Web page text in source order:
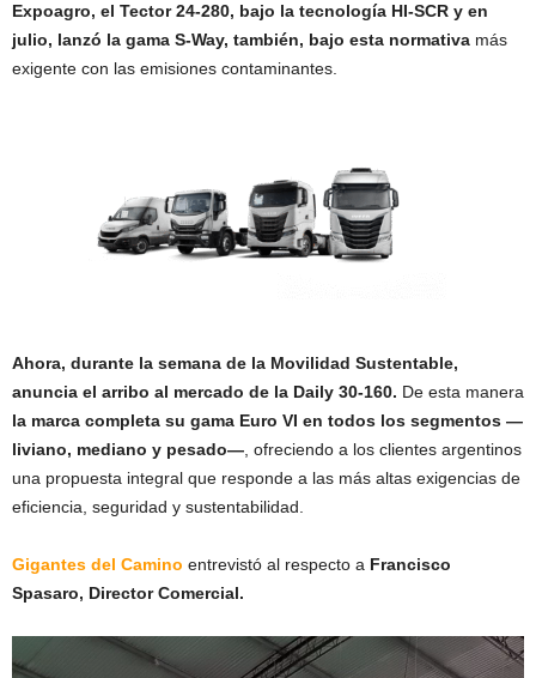
Expoagro, el Tector 24-280, bajo la tecnología HI-SCR y en
julio, lanzó la gama S-Way, también, bajo esta normativa más
exigente con las emisiones contaminantes.
Ahora, durante la semana de la Movilidad Sustentable,
anuncia el arribo al mercado de la Daily 30-160. De esta manera
la marca completa su gama Euro VI en todos los segmentos —
liviano, mediano y pesado—, ofreciendo a los clientes argentinos
una propuesta integral que responde a las más altas exigencias de
eficiencia, seguridad y sustentabilidad.
Gigantes del Camino entrevistó al respecto a Francisco
Spasaro, Director Comercial.